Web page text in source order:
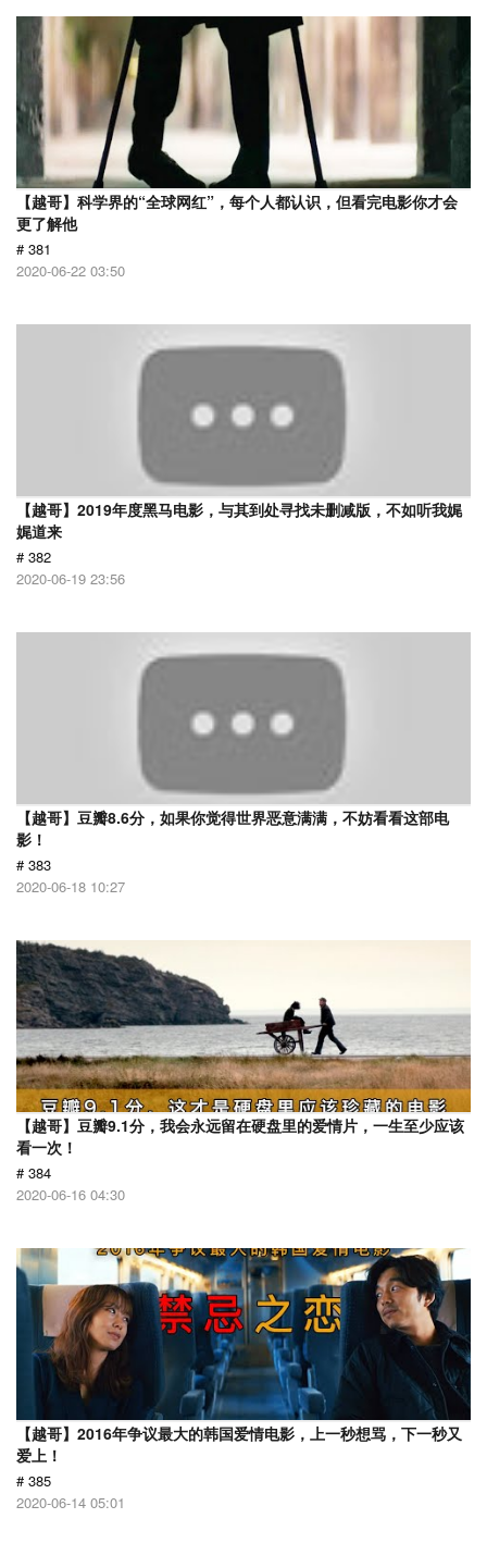
【越哥】科学界的“全球网红”，每个人都认识，但看完电影你才会
更了解他
# 381
2020-06-22 03:50
【越哥】2019年度黑马电影，与其到处寻找未删减版，不如听我娓
娓道来
# 382
2020-06-19 23:56
【越哥】豆瓣8.6分，如果你觉得世界恶意满满，不妨看看这部电
影！
# 383
2020-06-18 10:27
【越哥】豆瓣9.1分，我会永远留在硬盘里的爱情片，一生至少应该
看一次！
# 384
2020-06-16 04:30
【越哥】2016年争议最大的韩国爱情电影，上一秒想骂，下一秒又
爱上！
# 385
2020-06-14 05:01